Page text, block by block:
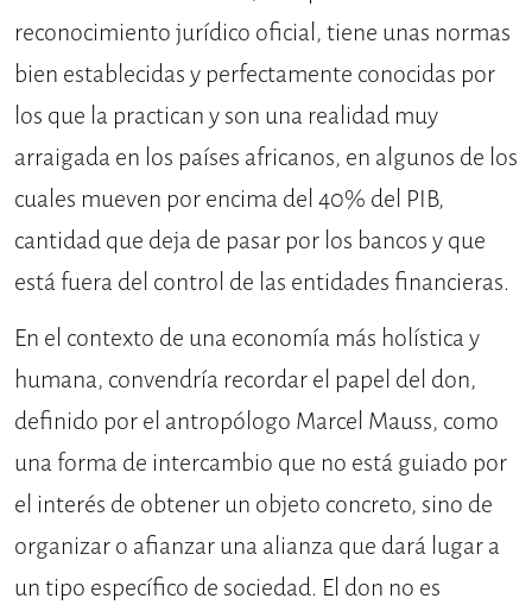
reconocimiento jurídico oficial, tiene unas normas
bien establecidas y perfectamente conocidas por
los que la practican y son una realidad muy
arraigada en los países africanos, en algunos de los
cuales mueven por encima del 40% del PIB,
cantidad que deja de pasar por los bancos y que
está fuera del control de las entidades financieras.
En el contexto de una economía más holística y
humana, convendría recordar el papel del don,
definido por el antropólogo Marcel Mauss, como
una forma de intercambio que no está guiado por
el interés de obtener un objeto concreto, sino de
organizar o afianzar una alianza que dará lugar a
un tipo específico de sociedad. El don no es